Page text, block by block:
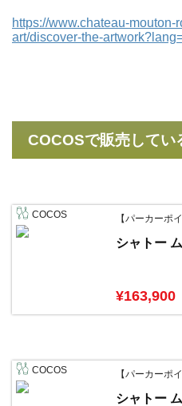
https://www.chateau-
art/discover-the-
COCOSで販売してい
COCOS 【パーカーポ
シャトー
¥163,900
COCOS 【パーカーポ
シャトー